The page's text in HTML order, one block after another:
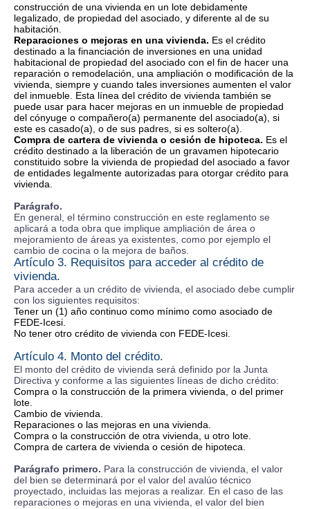
construcción de una vivienda en un lote debidamente
legalizado, de propiedad del asociado, y diferente al de su
habitación.
Reparaciones o mejoras en una vivienda. Es el crédito
destinado a la financiación de inversiones en una unidad
habitacional de propiedad del asociado con el fin de hacer una
reparación o remodelación, una ampliación o modificación de la
vivienda, siempre y cuando tales inversiones aumenten el valor
del inmueble. Esta línea del crédito de vivienda también se
puede usar para hacer mejoras en un inmueble de propiedad
del cónyuge o compañero(a) permanente del asociado(a), si
este es casado(a), o de sus padres, si es soltero(a).
Compra de cartera de vivienda o cesión de hipoteca. Es el
crédito destinado a la liberación de un gravamen hipotecario
constituido sobre la vivienda de propiedad del asociado a favor
de entidades legalmente autorizadas para otorgar crédito para
vivienda.
Parágrafo.
En general, el término construcción en este reglamento se
aplicará a toda obra que implique ampliación de área o
mejoramiento de áreas ya existentes, como por ejemplo el
cambio de cocina o la mejora de baños.
Artículo 3. Requisitos para acceder al crédito de
vivienda.
Para acceder a un crédito de vivienda, el asociado debe cumplir
con los siguientes requisitos:
Tener un (1) año continuo como mínimo como asociado de
FEDE-Icesi.
No tener otro crédito de vivienda con FEDE-Icesi.
Artículo 4. Monto del crédito.
El monto del crédito de vivienda será definido por la Junta
Directiva y conforme a las siguientes líneas de dicho crédito:
Compra o la construcción de la primera vivienda, o del primer
lote.
Cambio de vivienda.
Reparaciones o las mejoras en una vivienda.
Compra o la construcción de otra vivienda, u otro lote.
Compra de cartera de vivienda o cesión de hipoteca.
Parágrafo primero. Para la construcción de vivienda, el valor
del bien se determinará por el valor del avalúo técnico
proyectado, incluidas las mejoras a realizar. En el caso de las
reparaciones o mejoras en una vivienda, el valor del bien